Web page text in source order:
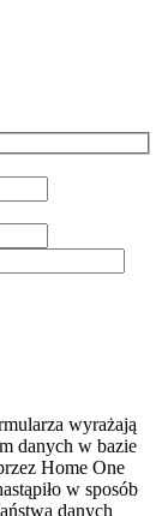
wyrażają
danych w bazie
Home One
w sposób
danych